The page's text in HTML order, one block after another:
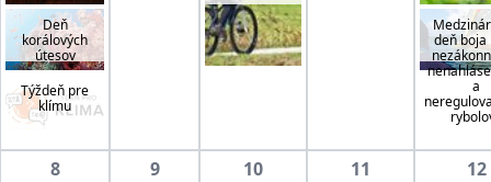
Deň
korálových
útesov
Týždeň pre
klímu
deň boja
a
8 9 10 11 12